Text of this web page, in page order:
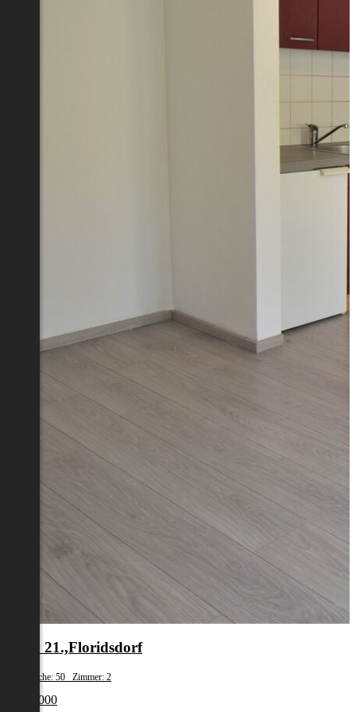
Wien 21.,Floridsdorf
Wohnfläche: 50 Zimmer: 2
€ 347 000